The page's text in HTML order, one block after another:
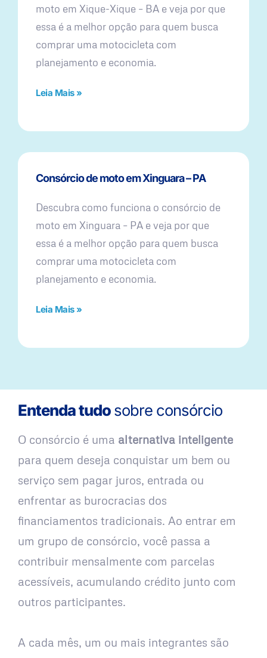
moto em Xique-Xique – BA e veja por que
essa é a melhor opção para quem busca
comprar uma motocicleta com
planejamento e economia.
Leia Mais »
Consórcio de moto em Xinguara – PA
Descubra como funciona o consórcio de
moto em Xinguara – PA e veja por que
essa é a melhor opção para quem busca
comprar uma motocicleta com
planejamento e economia.
Leia Mais »
Entenda tudosobre consórcio
O consórcio é uma alternativa inteligente
para quem deseja conquistar um bem ou
serviço sem pagar juros, entrada ou
enfrentar as burocracias dos
financiamentos tradicionais. Ao entrar em
um grupo de consórcio, você passa a
contribuir mensalmente com parcelas
acessíveis, acumulando crédito junto com
outros participantes.
A cada mês, um ou mais integrantes são